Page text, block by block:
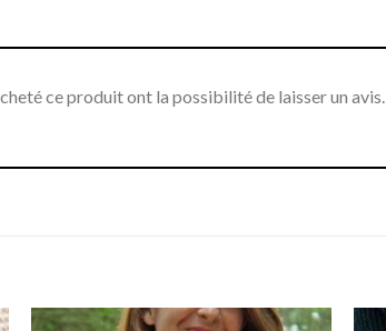
ce produit ont la possibilité de laisser un avis.